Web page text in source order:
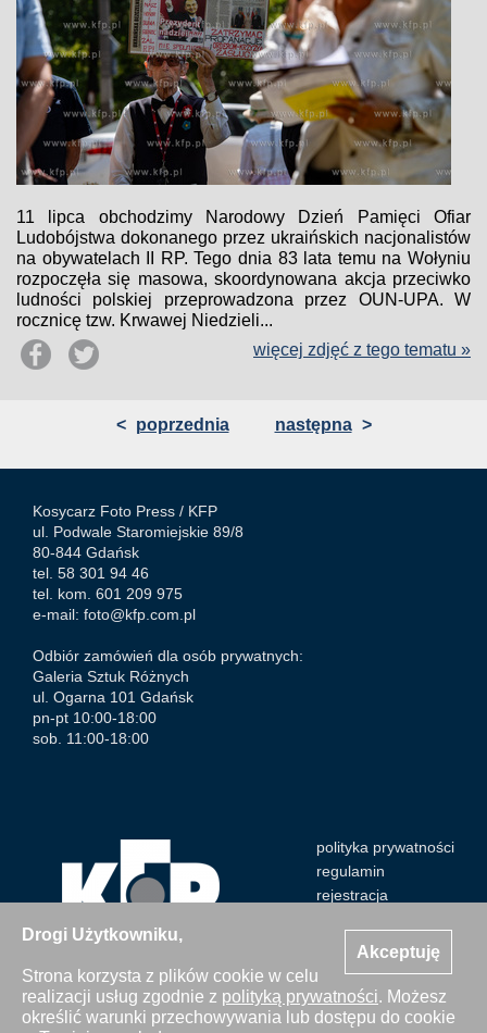
Akceptuję
Drogi Użytkowniku,
Strona korzysta z plików cookie w celu
realizacji usług zgodnie z polityką prywatności. Możesz
określić warunki przechowywania lub dostępu do cookie
11 lipca obchodzimy Narodowy Dzień Pamięci Ofiar
Ludobójstwa dokonanego przez ukraińskich nacjonalistów
na obywatelach II RP. Tego dnia 83 lata temu na Wołyniu
rozpoczęła się masowa, skoordynowana akcja przeciwko
ludności polskiej przeprowadzona przez OUN-UPA. W
rocznicę tzw. Krwawej Niedzieli...
więcej zdjęć z tego tematu »
< poprzednia następna >
Kosycarz Foto Press / KFP
ul. Podwale Staromiejskie 89/8
80-844 Gdańsk
tel. 58 301 94 46
tel. kom. 601 209 975
e-mail: foto@kfp.com.pl
Odbiór zamówień dla osób prywatnych:
Galeria Sztuk Różnych
ul. Ogarna 101 Gdańsk
pn-pt 10:00-18:00
sob. 11:00-18:00
polityka prywatności
regulamin
rejestracja
Wszystkie zdjęcia Agencji Kosycarz Foto Press/KFP są
chronione prawem autorskim. Publikacja i kopiowanie bez